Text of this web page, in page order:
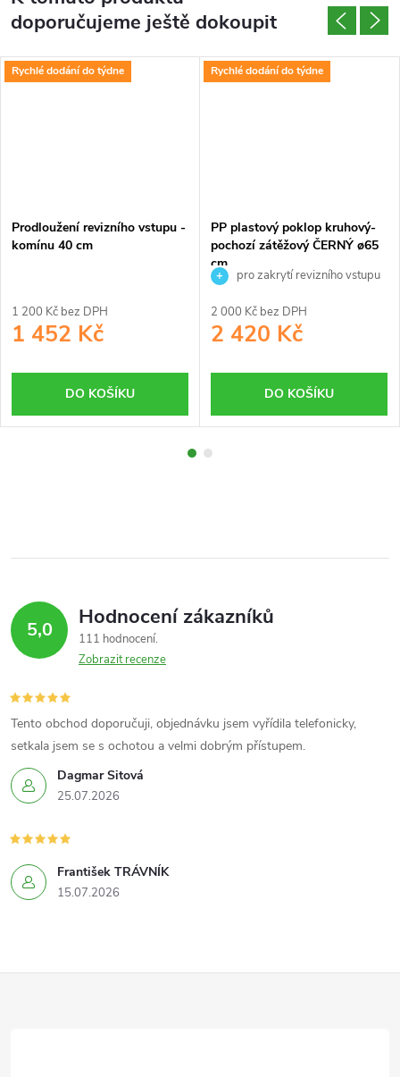
doporučujeme ještě dokoupit
Rychlé dodání do týdne
Prodloužení revizního vstupu -
komínu 40 cm
1 200 Kč bez DPH
1 452 Kč
DO KOŠÍKU
Rychlé dodání do týdne
PP plastový poklop kruhový-
pochozí zátěžový ČERNÝ ø65
cm
pro zakrytí revizního vstupu
2 000 Kč bez DPH
2 420 Kč
DO KOŠÍKU
5,0 Hodnocení zákazníků
111 hodnocení
Zobrazit recenze
Dagmar Sitová
25.07.2026
Tento obchod doporučuji, objednávku jsem vyřídila telefonicky,
setkala jsem se s ochotou a velmi dobrým přístupem.
František TRÁVNÍK
15.07.2026